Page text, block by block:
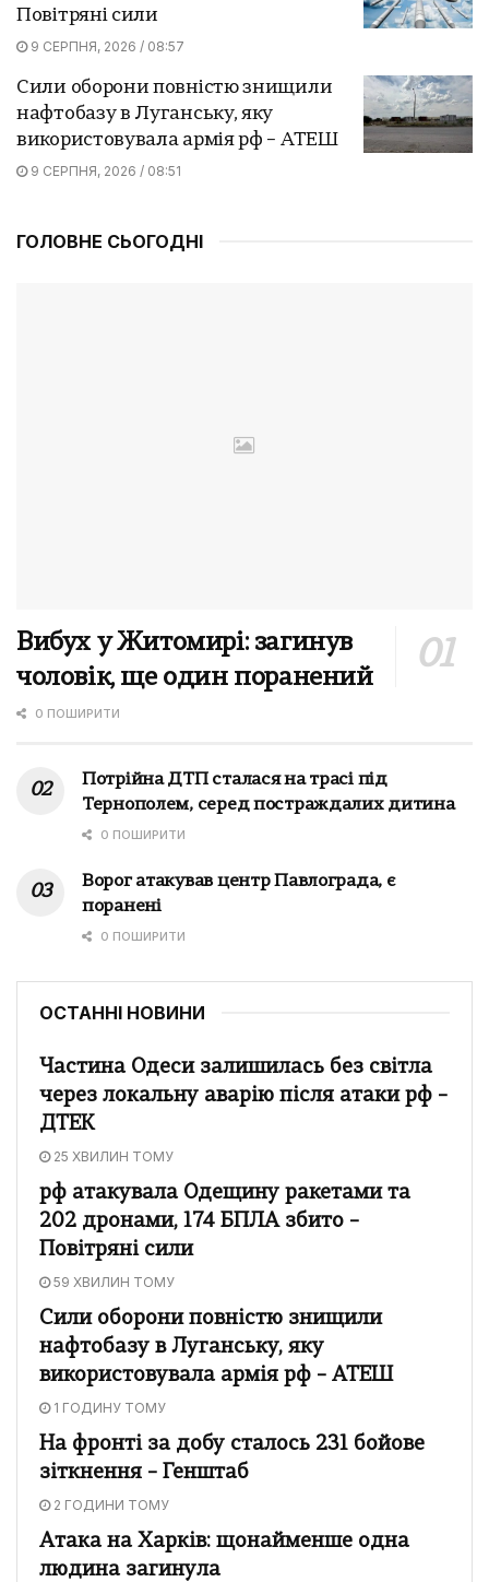
Повітряні сили
9 СЕРПНЯ, 2026 / 08:57
Сили оборони повністю знищили
нафтобазу в Луганську, яку
використовувала армія рф – АТЕШ
9 СЕРПНЯ, 2026 / 08:51
ГОЛОВНЕ СЬОГОДНІ
Вибух у Житомирі: загинув
чоловік, ще один поранений
0 ПОШИРИТИ
Потрійна ДТП сталася на трасі під
Тернополем, серед постраждалих дитина
0 ПОШИРИТИ
Ворог атакував центр Павлограда, є
поранені
0 ПОШИРИТИ
ОСТАННІ НОВИНИ
Частина Одеси залишилась без світла
через локальну аварію після атаки рф –
ДТЕК
25 ХВИЛИН ТОМУ
рф атакувала Одещину ракетами та
202 дронами, 174 БПЛА збито –
Повітряні сили
59 ХВИЛИН ТОМУ
Сили оборони повністю знищили
нафтобазу в Луганську, яку
використовувала армія рф – АТЕШ
1 ГОДИНУ ТОМУ
На фронті за добу сталось 231 бойове
зіткнення – Генштаб
2 ГОДИНИ ТОМУ
Атака на Харків: щонайменше одна
людина загинула